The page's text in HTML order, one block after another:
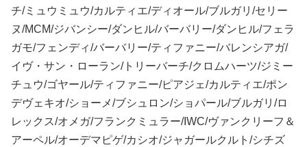
チ/ミュウミュウ/カルティエ/ディオール/ブルガリ/セリー
ヌ/MCM/ジバンシー/ダンヒル/バーバリー/ダンヒル/フェラ
ガモ/フェンディ/バーバリー/ティファニー/バレンシアガ/
イヴ・サン・ローラン/トリーバーチ/クロムハーツ/ジミー
チュウ/ゴヤール/ティファニー/ピアジェ/カルティエ/ポン
デヴェキオ/ショーメ/ブシュロン/ショパール/ブルガリ/ロ
レックス/オメガ/フランクミュラー/IWC/ヴァンクリーフ＆
アーペル/オーデマピゲ/カシオ/ジャガールクルト/シチズ